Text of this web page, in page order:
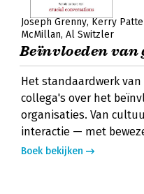
Joseph Grenny Kerry
McMillan Al Switzler
Beïnvloeden van
Het standaardwerk
collega's over het
organisaties. Van
interactie — met
Boek bekijken